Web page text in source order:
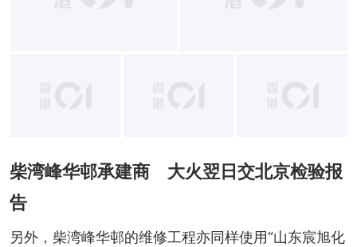
+ 5
柴湾峰华邨承建商 大火翌日交北京检验报
告
另外，柴湾峰华邨的维修工程亦同样使用“山东宸旭化